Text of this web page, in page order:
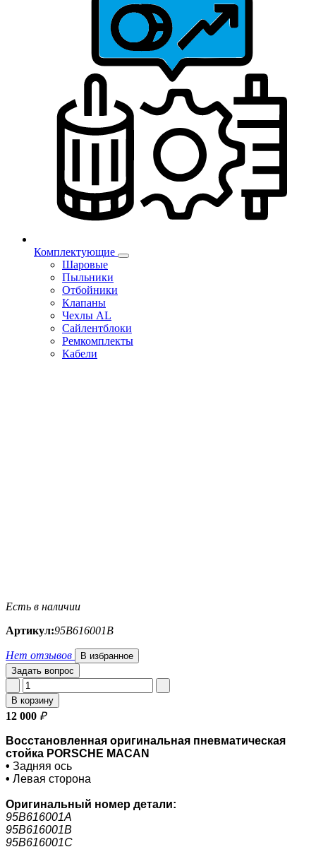
Комплектующие
Шаровые
Пыльники
Отбойники
Клапаны
Чехлы AL
Сайлентблоки
Ремкомплекты
Кабели
Есть в наличии
Артикул:95B616001B
Нет отзывов
В избранное
Задать вопрос
В корзину
12 000 ₽
Восстановленная оригинальная пневматическая
стойка PORSCHE MACAN
• Задняя ось
• Левая сторона
Оригинальный номер детали:
95B616001A
95B616001B
95B616001C